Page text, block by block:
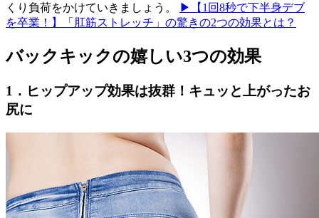
くり負荷をかけていきましょう。
▶【1回8秒で下半身デブ
を卒業！】「肛筋ストレッチ」の驚きの2つの効果とは？
バックキックの嬉しい3つの効果
1．ヒップアップ効果は抜群！キュッと上がったお
尻に